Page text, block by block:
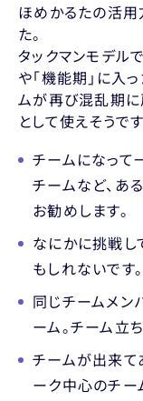
ほめかるたの活
た。
タックマンモデル
や「機能期」に入
ムが再び混乱期
として使えそうです
チームになって
チームなど、あ
お勧めします。
なにかに挑戦
もしれないです。
同じチームメン
ーム。チーム立
チームが出来て
ーク中心のチー